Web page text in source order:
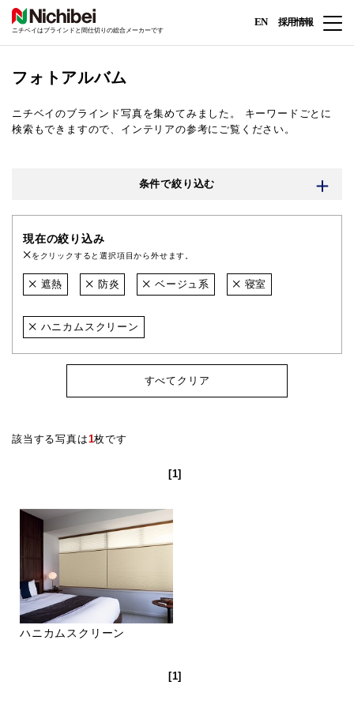
ニチベイはブラインドと間仕切りの総合メーカーです
EN 採用情報
フォトアルバム
ニチベイのブラインド写真を集めてみました。
キーワードごとに
検索もできますので、インテリアの参考にご覧ください。
条件で絞り込む
現在の絞り込み
をクリックすると選択項目から外せます。
遮熱 防炎 ベージュ系 寝室
ハニカムスクリーン
すべてクリア
該当する写真は1枚です
[1]
ハニカムスクリーン
[1]